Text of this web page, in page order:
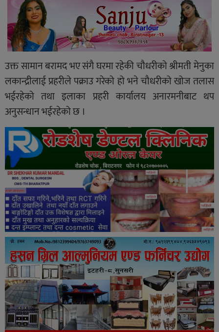
उक्त सामान बरामद भए संगै घरमा रहेकी चौधरीको श्रीमती मेनुका
लकान्द्रीलाई प्रहरीले पक्राउ गरेको हो भने चौधरीको खोज तलास
भईरहेको तथा इलाका प्रहरी कार्यालय अनारमनीबाट थप
अनुसन्धान भईरहेको छ ।